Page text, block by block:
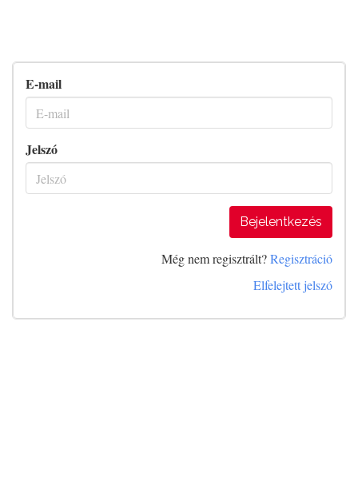
E-mail
Jelszó
Bejelentkezés
Még nem regisztrált?Regisztráció
Elfelejtett jelszó